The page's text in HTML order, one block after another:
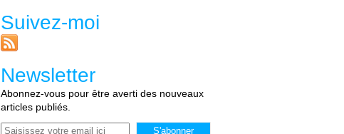
Suivez-moi
Newsletter
Abonnez-vous pour être averti des nouveaux
articles publiés.
Email